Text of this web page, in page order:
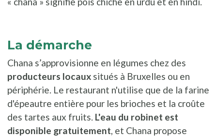
La démarche
Chana s’approvisionne en légumes chez des
producteurs locaux situés à Bruxelles ou en
périphérie. Le restaurant n'utilise que de la farine
d'épeautre entière pour les brioches et la croûte
des tartes aux fruits. L'eau du robinet est
disponible gratuitement, et Chana propose